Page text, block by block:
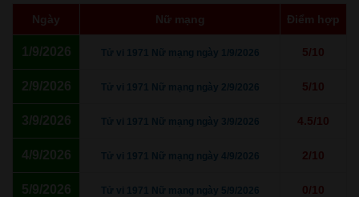
Ngày Nữ mạng Điểm hợp
1/9/2026 Tử vi 1971 Nữ mạng ngày 1/9/2026 5/10
2/9/2026 Tử vi 1971 Nữ mạng ngày 2/9/2026 5/10
3/9/2026 Tử vi 1971 Nữ mạng ngày 3/9/2026 4.5/10
4/9/2026 Tử vi 1971 Nữ mạng ngày 4/9/2026 2/10
5/9/2026 Tử vi 1971 Nữ mạng ngày 5/9/2026 0/10